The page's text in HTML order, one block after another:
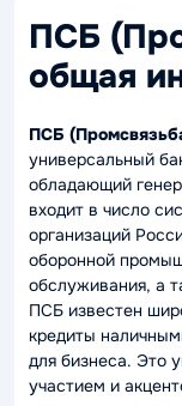
ПСБ
общая
ПСБ
универсальный
обладающий
входит в число
организаций
оборонной
обслуживания, а
ПСБ известен
кредиты
для бизнеса. Это
участием и